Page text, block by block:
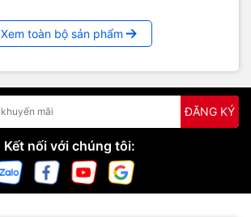
Xem toàn bộ sản phẩm
ĐĂNG KÝ
Kết nối với chúng tôi: